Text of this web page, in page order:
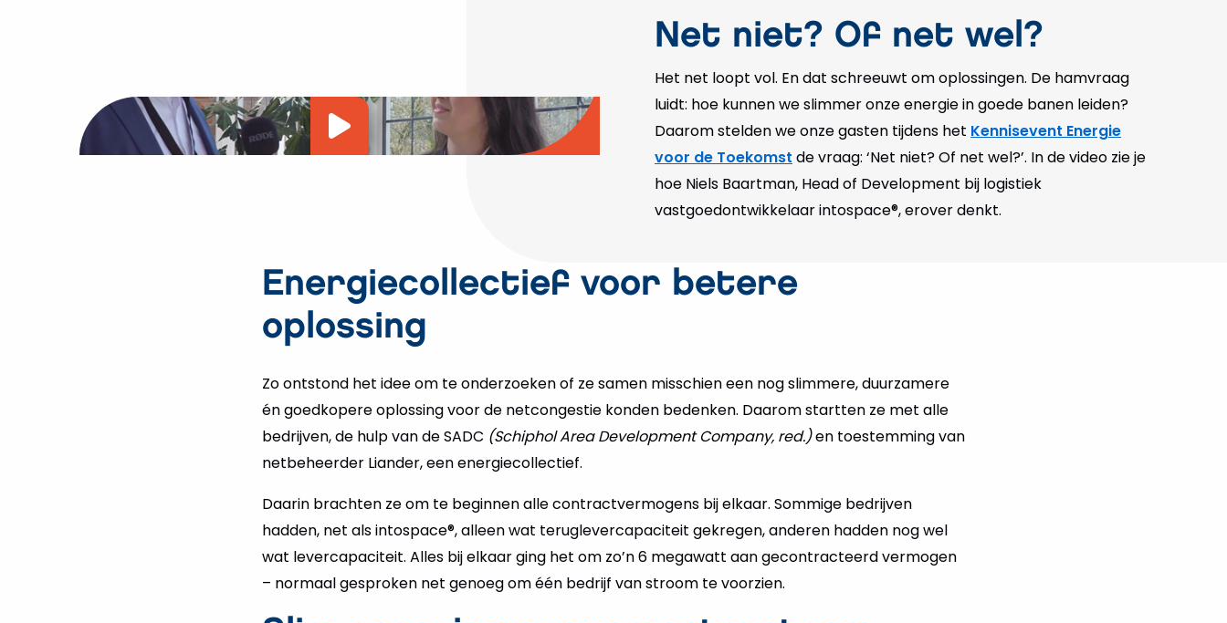
Net niet? Of net wel?
Het net loopt vol. En dat schreeuwt om oplossingen. De hamvraag
luidt: hoe kunnen we slimmer onze energie in goede banen leiden?
Daarom stelden we onze gasten tijdens het Kennisevent Energie
voor de Toekomst de vraag: ‘Net niet? Of net wel?’. In de video zie je
hoe Niels Baartman, Head of Development bij logistiek
vastgoedontwikkelaar intospace®, erover denkt.
Video
Energiecollectief voor betere
oplossing
Zo ontstond het idee om te onderzoeken of ze samen misschien een nog slimmere, duurzamere
én goedkopere oplossing voor de netcongestie konden bedenken. Daarom startten ze met alle
bedrijven, de hulp van de SADC (Schiphol Area Development Company, red.)en toestemming van
netbeheerder Liander, een energiecollectief.
Daarin brachten ze om te beginnen alle contractvermogens bij elkaar. Sommige bedrijven
hadden, net als intospace®, alleen wat teruglevercapaciteit gekregen, anderen hadden nog wel
wat levercapaciteit. Alles bij elkaar ging het om zo’n 6 megawatt aan gecontracteerd vermogen
– normaal gesproken net genoeg om één bedrijf van stroom te voorzien.